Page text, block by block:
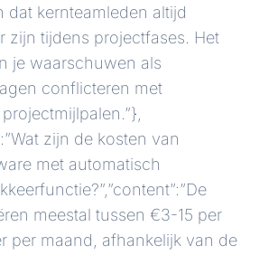
dat kernteamleden altijd
zijn tijdens projectfases. Het
je waarschuwen als
conflicteren met
zijn de kosten van
met automatisch
meestal tussen €3-15 per
per maand, afhankelijk van de